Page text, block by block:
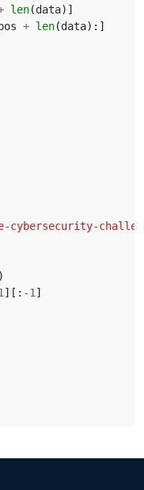
len(data)]
+ len(data):]
cybersecurity-
)
][: -1 ]